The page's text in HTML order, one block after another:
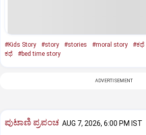
#Kids Story #story #stories #moral story #ಕಥೆ
ಕಥೆ
#bed time story
ADVERTISEMENT
ಪುಟಾಣಿ ಪ್ರಪಂಚ AUG 7, 2026, 6:00 PM IST